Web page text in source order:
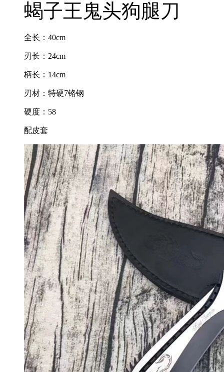
蝎子王鬼头狗腿刀
全长：40cm
刃长：24cm
柄长：14cm
刃材：特硬7铬钢
硬度：58
配皮套